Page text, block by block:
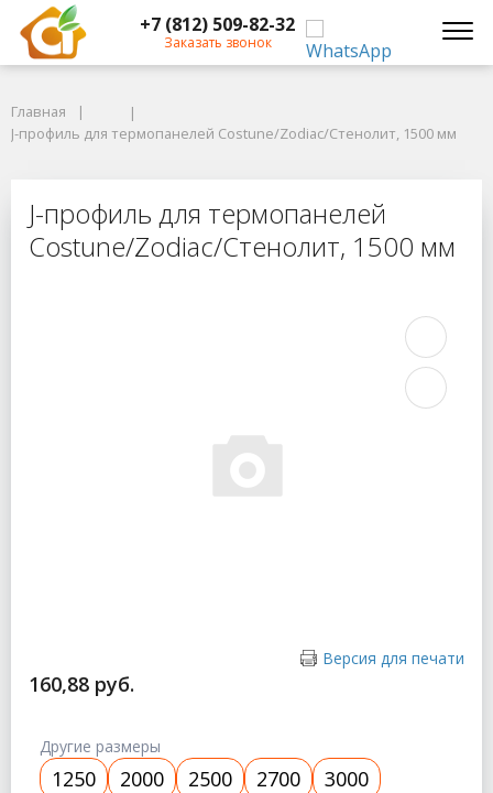
+7 (812) 509-82-32
Заказать звонок
J-профиль для термопанелей Costune/Zodiac/Стенолит, 1500 мм
J-профиль для термопанелей
Главная
J-профиль для термопанелей Costune/Zodiac/Стенолит, 1500 мм
J-профиль для термопанелей
Costune/Zodiac/Стенолит, 1500 мм
Версия для печати
160,88 руб.
Другие размеры
1250 2000 2500 2700 3000